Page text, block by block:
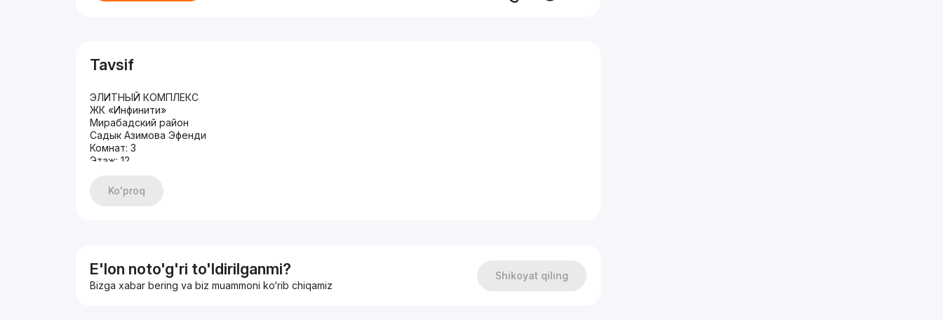
Tavsif
ЭЛИТНЫЙ КОМПЛЕКС
ЖК «Инфинити»
Мирабадский район
Садык Азимова Эфенди
Комнат: 3
Этаж: 12
ОБЩАЯ ПЛОЩАДЬ: 80м2
с Террасой
Мебелью и ТЕХНИКОЙ
Сантехника GROHE
Два(2) санузла
Ko'proq
E'lon noto'g'ri to'ldirilganmi?
Bizga xabar bering va biz muammoni ko‘rib chiqamiz
Shikoyat qiling